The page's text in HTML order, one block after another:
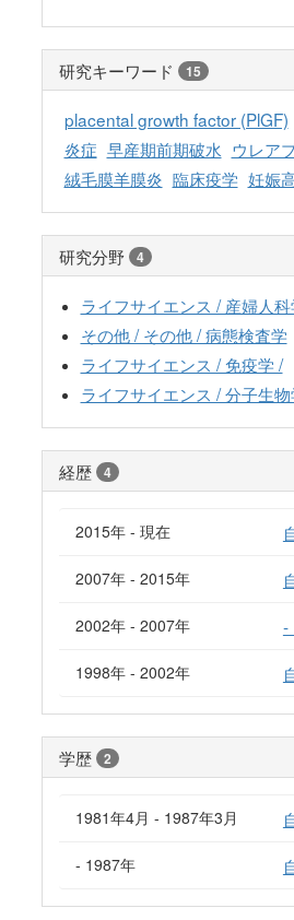
研究キーワード 15
placental growth factor (PlGF)
炎症 早産期前期破水 ウレア
絨毛膜羊膜炎 臨床疫学 妊娠
研究分野 4
ライフサイエンス / 産婦人
その他 / その他 / 病態検査学
ライフサイエンス / 免疫学 /
ライフサイエンス / 分子生
経歴 4
2015年 - 現在
2007年 - 2015年
2002年 - 2007年 -
1998年 - 2002年
学歴 2
1981年4月 - 1987年3月
- 1987年